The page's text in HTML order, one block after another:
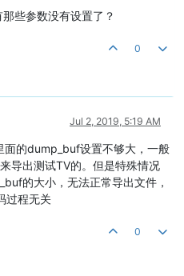
些参数没有设置了？
0
Jul 2, 2019, 5:19 AM
的dump_buf设置不够大，一般
导出测试TV的。但是特殊情况
的大小，无法正常导出文件，
过程无关
0